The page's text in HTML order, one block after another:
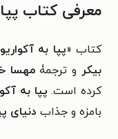
معرفی کتاب
کتاب «پپا به
بیکر و ترجمۀمهسا
کرده است. پپا به
بامزه و جذاب دنیای